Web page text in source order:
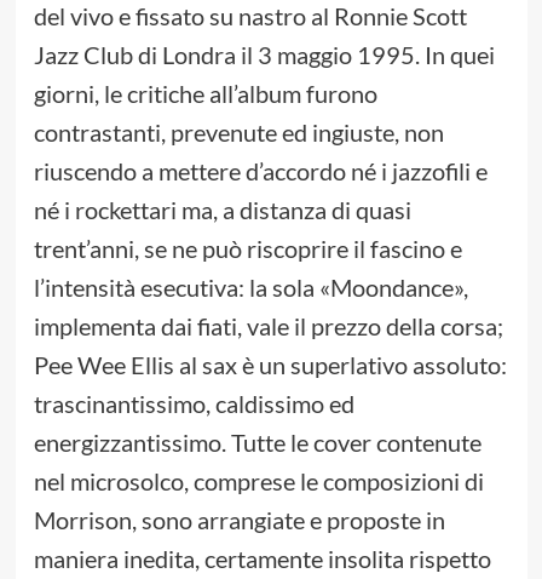
del vivo e fissato su nastro al Ronnie Scott
Jazz Club di Londra il 3 maggio 1995. In quei
giorni, le critiche all’album furono
contrastanti, prevenute ed ingiuste, non
riuscendo a mettere d’accordo né i jazzofili e
né i rockettari ma, a distanza di quasi
trent’anni, se ne può riscoprire il fascino e
l’intensità esecutiva: la sola «Moondance»,
implementa dai fiati, vale il prezzo della corsa;
Pee Wee Ellis al sax è un superlativo assoluto:
trascinantissimo, caldissimo ed
energizzantissimo. Tutte le cover contenute
nel microsolco, comprese le composizioni di
Morrison, sono arrangiate e proposte in
maniera inedita, certamente insolita rispetto